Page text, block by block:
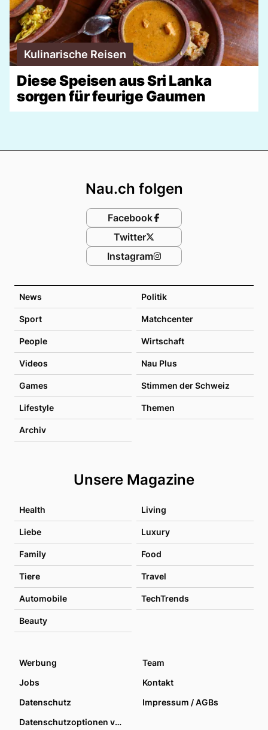
Kulinarische Reisen
Diese Speisen aus Sri Lanka
sorgen für feurige Gaumen
News Politik
Sport Matchcenter
People Wirtschaft
Videos Nau Plus
Games Stimmen der Schweiz
Lifestyle Themen
Archiv
Unsere Magazine
Health Living
Liebe Luxury
Family Food
Tiere Travel
Automobile TechTrends
Beauty
Nau.ch folgen
Facebook
Twitter
Instagram
Werbung
Team
Jobs
Kontakt
Datenschutz
Impressum / AGBs
Datenschutzoptionen verwalten